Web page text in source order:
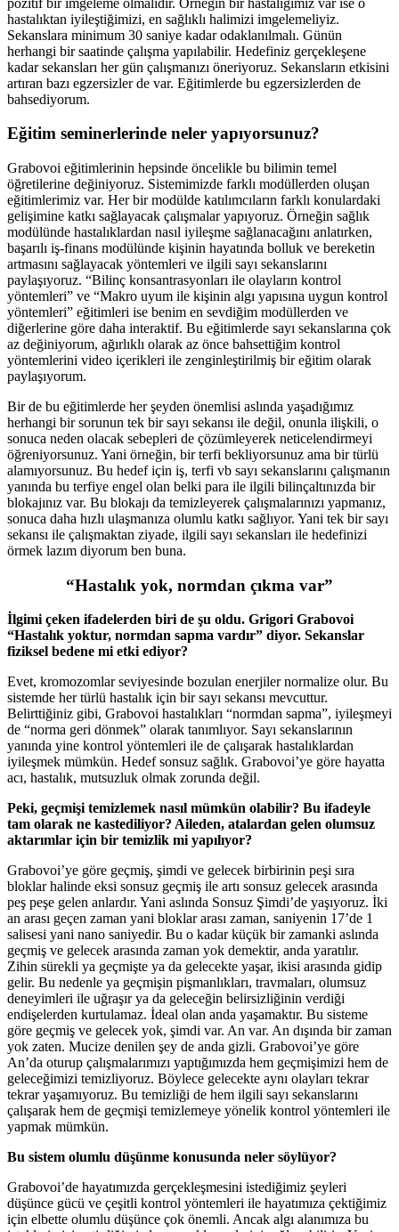
hastalıktan iyileştiğimizi, en sağlıklı halimizi imgelemeliyiz.
Sekanslara minimum 30 saniye kadar odaklanılmalı. Günün
herhangi bir saatinde çalışma yapılabilir. Hedefiniz gerçekleşene
kadar sekansları her gün çalışmanızı öneriyoruz. Sekansların etkisini
artıran bazı egzersizler de var. Eğitimlerde bu egzersizlerden de
bahsediyorum.
Eğitim seminerlerinde neler yapıyorsunuz?
Grabovoi eğitimlerinin hepsinde öncelikle bu bilimin temel
öğretilerine değiniyoruz. Sistemimizde farklı modüllerden oluşan
eğitimlerimiz var. Her bir modülde katılımcıların farklı konulardaki
gelişimine katkı sağlayacak çalışmalar yapıyoruz. Örneğin sağlık
modülünde hastalıklardan nasıl iyileşme sağlanacağını anlatırken,
başarılı iş-finans modülünde kişinin hayatında bolluk ve bereketin
artmasını sağlayacak yöntemleri ve ilgili sayı sekanslarını
paylaşıyoruz. “Bilinç konsantrasyonları ile olayların kontrol
yöntemleri” ve “Makro uyum ile kişinin algı yapısına uygun kontrol
yöntemleri” eğitimleri ise benim en sevdiğim modüllerden ve
diğerlerine göre daha interaktif. Bu eğitimlerde sayı sekanslarına çok
az değiniyorum, ağırlıklı olarak az önce bahsettiğim kontrol
yöntemlerini video içerikleri ile zenginleştirilmiş bir eğitim olarak
paylaşıyorum.
Bir de bu eğitimlerde her şeyden önemlisi aslında yaşadığımız
herhangi bir sorunun tek bir sayı sekansı ile değil, onunla ilişkili, o
sonuca neden olacak sebepleri de çözümleyerek neticelendirmeyi
öğreniyorsunuz. Yani örneğin, bir terfi bekliyorsunuz ama bir türlü
alamıyorsunuz. Bu hedef için iş, terfi vb sayı sekanslarını çalışmanın
yanında bu terfiye engel olan belki para ile ilgili bilinçaltınızda bir
blokajınız var. Bu blokajı da temizleyerek çalışmalarınızı yapmanız,
sonuca daha hızlı ulaşmanıza olumlu katkı sağlıyor. Yani tek bir sayı
sekansı ile çalışmaktan ziyade, ilgili sayı sekansları ile hedefinizi
örmek lazım diyorum ben buna.
“Hastalık yok, normdan çıkma var”
İlgimi çeken ifadelerden biri de şu oldu. Grigori Grabovoi
“Hastalık yoktur, normdan sapma vardır” diyor. Sekanslar
fiziksel bedene mi etki ediyor?
Evet, kromozomlar seviyesinde bozulan enerjiler normalize olur. Bu
sistemde her türlü hastalık için bir sayı sekansı mevcuttur.
Belirttiğiniz gibi, Grabovoi hastalıkları “normdan sapma”, iyileşmeyi
de “norma geri dönmek” olarak tanımlıyor. Sayı sekanslarının
yanında yine kontrol yöntemleri ile de çalışarak hastalıklardan
iyileşmek mümkün. Hedef sonsuz sağlık. Grabovoi’ye göre hayatta
acı, hastalık, mutsuzluk olmak zorunda değil.
Peki, geçmişi temizlemek nasıl mümkün olabilir? Bu ifadeyle
tam olarak ne kastediliyor? Aileden, atalardan gelen olumsuz
aktarımlar için bir temizlik mi yapılıyor?
Grabovoi’ye göre geçmiş, şimdi ve gelecek birbirinin peşi sıra
bloklar halinde eksi sonsuz geçmiş ile artı sonsuz gelecek arasında
peş peşe gelen anlardır. Yani aslında Sonsuz Şimdi’de yaşıyoruz. İki
an arası geçen zaman yani bloklar arası zaman, saniyenin 17’de 1
salisesi yani nano saniyedir. Bu o kadar küçük bir zamanki aslında
geçmiş ve gelecek arasında zaman yok demektir, anda yaratılır.
Zihin sürekli ya geçmişte ya da gelecekte yaşar, ikisi arasında gidip
gelir. Bu nedenle ya geçmişin pişmanlıkları, travmaları, olumsuz
deneyimleri ile uğraşır ya da geleceğin belirsizliğinin verdiği
endişelerden kurtulamaz. İdeal olan anda yaşamaktır. Bu sisteme
göre geçmiş ve gelecek yok, şimdi var. An var. An dışında bir zaman
yok zaten. Mucize denilen şey de anda gizli. Grabovoi’ye göre
An’da oturup çalışmalarımızı yaptığımızda hem geçmişimizi hem de
geleceğimizi temizliyoruz. Böylece gelecekte aynı olayları tekrar
tekrar yaşamıyoruz. Bu temizliği de hem ilgili sayı sekanslarını
çalışarak hem de geçmişi temizlemeye yönelik kontrol yöntemleri ile
yapmak mümkün.
Bu sistem olumlu düşünme konusunda neler söylüyor?
Grabovoi’de hayatımızda gerçekleşmesini istediğimiz şeyleri
düşünce gücü ve çeşitli kontrol yöntemleri ile hayatımıza çektiğimiz
için elbette olumlu düşünce çok önemli. Ancak algı alanımıza bu